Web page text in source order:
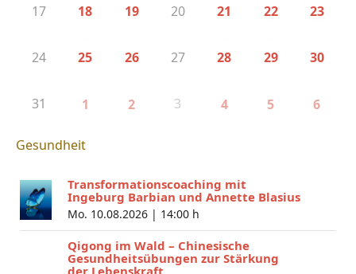
17 18 19 20 21 22 23
24 25 26 27 28 29 30
31 1 2 3 4 5 6
Gesundheit
Transformationscoaching mit
Ingeburg Barbian und Annette Blasius
Mo. 10.08.2026 | 14:00 h
Qigong im Wald – Chinesische
Gesundheitsübungen zur Stärkung
der Lebenskraft